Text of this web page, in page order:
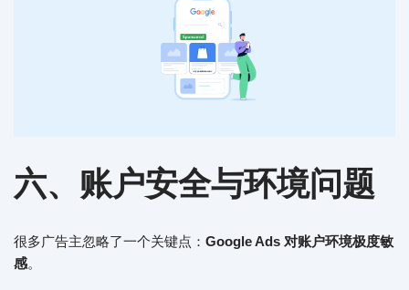
六、账户安全与环境问题
很多广告主忽略了一个关键点： Google Ads 对账户环境极度敏
感。